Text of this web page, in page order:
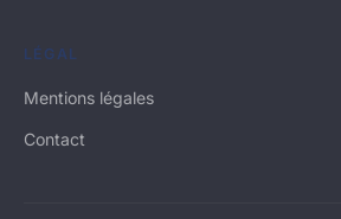
LÉGAL
Mentions légales
Contact